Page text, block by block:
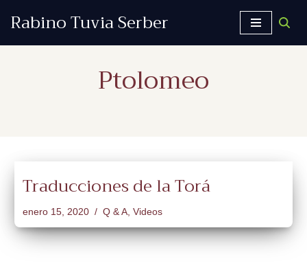
Rabino Tuvia Serber
Ptolomeo
Traducciones de la Torá
enero 15, 2020 Q & A, Videos